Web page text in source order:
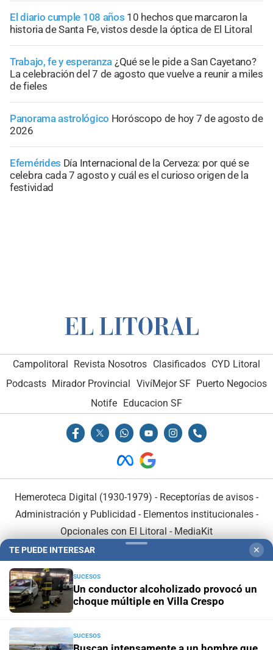
El diario cumple 108 años 10 hechos que marcaron la
historia de Santa Fe, vistos desde la óptica de El Litoral
Trabajo, fe y esperanza ¿Qué se le pide a San Cayetano?
La celebración del 7 de agosto que vuelve a reunir a miles
de fieles
Panorama astrológico Horóscopo de hoy 7 de agosto de
2026
Efemérides Día Internacional de la Cerveza: por qué se
celebra cada 7 agosto y cuál es el curioso origen de la
festividad
Campolitoral Revista Nosotros Clasificados CYD Litoral
Podcasts Mirador Provincial VivíMejor SF Puerto Negocios
Notife
Educacion SF
Hemeroteca Digital (1930-1979) - Receptorías de avisos -
Administración y Publicidad - Elementos institucionales-
Opcionales con El Litoral - MediaKit
En Asociación con:
TE PUEDE INTERESAR ✕
SUCESOS
Un conductor alcoholizado provocó un
choque múltiple en Villa Crespo
SUCESOS